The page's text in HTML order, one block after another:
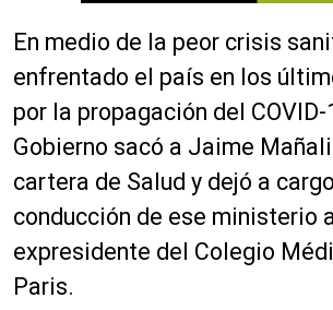
En medio de la peor crisis
enfrentado el país en los
por la propagación del COVID-
Gobierno sacó a Jaime
cartera de Salud y dejó a
conducción de ese ministerio
expresidente del Colegio
Paris.